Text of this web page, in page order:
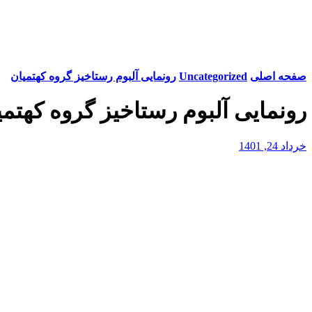
صفحه اصلی Uncategorized رونمایی آلبوم رستاخیز گروه کهتمیان
رونمایی آلبوم رستاخیز گروه
خرداد 24, 1401